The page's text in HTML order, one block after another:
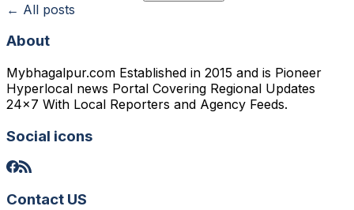
← All posts
About
Mybhagalpur.com Established in 2015 and is Pioneer
Hyperlocal news Portal Covering Regional Updates
24x7 With Local Reporters and Agency Feeds.
Social icons
Contact US